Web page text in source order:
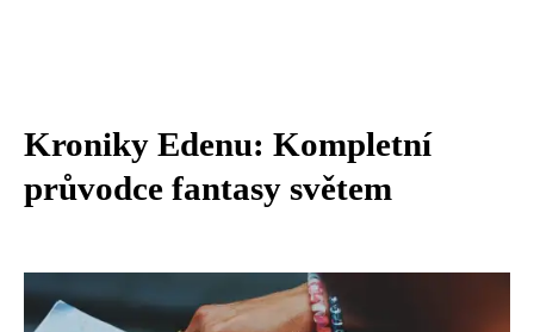
Kroniky Edenu: Kompletní
průvodce fantasy světem